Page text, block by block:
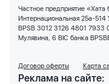
Частное предприятие
Интернациональная 25а-
BPSB 3012 3126 4801
Мулявина, 6 BIC банка
Договор оферты Карта
Реклама на сайте: